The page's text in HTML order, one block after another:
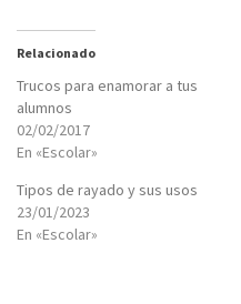
Relacionado
Trucos para enamorar a tus
alumnos
02/02/2017
En «Escolar»
Tipos de rayado y sus usos
23/01/2023
En «Escolar»